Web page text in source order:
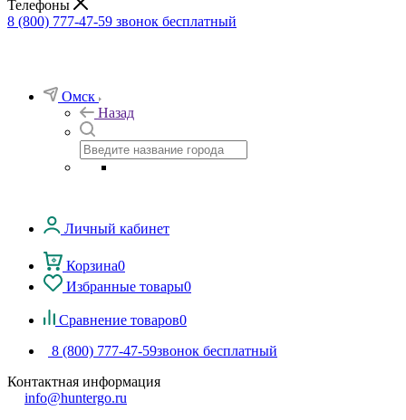
Телефоны
8 (800) 777-47-59 звонок бесплатный
Омск
Назад
Личный кабинет
Корзина0
Избранные товары0
Сравнение товаров0
8 (800) 777-47-59звонок бесплатный
Контактная информация
info@huntergo.ru